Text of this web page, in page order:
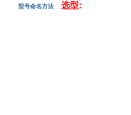
型号命名方法 选型: